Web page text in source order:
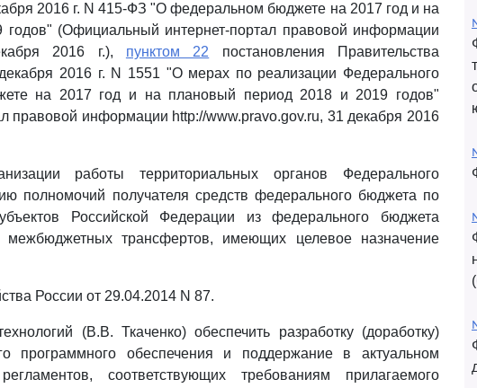
2016 г. N 415-ФЗ "О федеральном бюджете на 2017 год и на
(Официальный интернет-портал правовой информации
2016 г.), пунктом 22 постановления Правительства
2016 г. N 1551 "О мерах по реализации Федерального
на 2017 год и на плановый период 2018 и 2019 годов"
правовой информации http://www.pravo.gov.ru, 31 декабря 2016
работы территориальных органов Федерального
полномочий получателя средств федерального бюджета по
Российской Федерации из федерального бюджета
трансфертов, имеющих целевое назначение
России от 29.04.2014 N 87.
(В.В. Ткаченко) обеспечить разработку (доработку)
программного обеспечения и поддержание в актуальном
соответствующих требованиям прилагаемого